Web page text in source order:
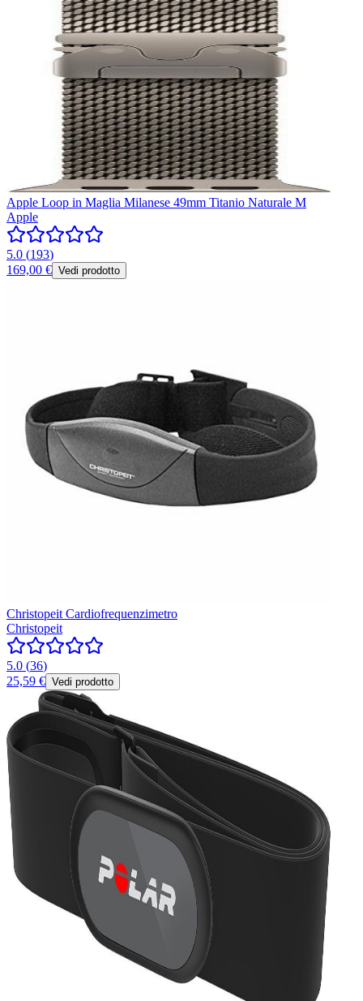
Apple Loop in Maglia Milanese 49mm Titanio Naturale M
Apple
5.0 (193)
169,00 € Vedi prodotto
Christopeit Cardiofrequenzimetro
Christopeit
5.0 (36)
25,59 € Vedi prodotto